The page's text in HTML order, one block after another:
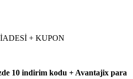
+ KUPON
10 indirim kodu + Avantajix para